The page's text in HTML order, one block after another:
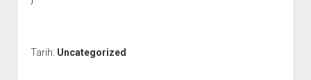
Tarih: Uncategorized